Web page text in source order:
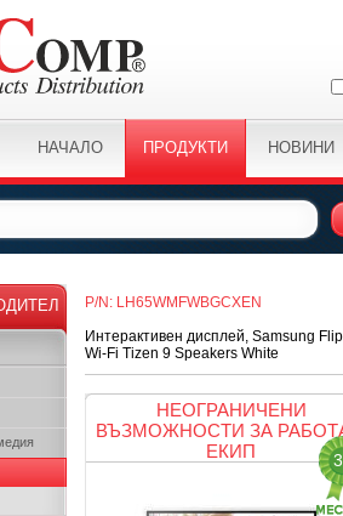
НАЧАЛО ПРОДУКТИ НОВИНИ
P/N: LH65WMFWBGCXEN
Интерактивен дисплей, Samsung
Wi-Fi Tizen 9 Speakers White
НЕОГРАНИЧЕНИ
ВЪЗМОЖНОСТИ ЗА
ЕКИП